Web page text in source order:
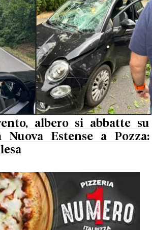
albero si abbatte su
Nuova Estense a Pozza: